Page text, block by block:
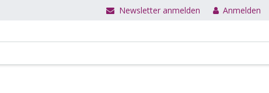
Newsletter anmelden Anmelden